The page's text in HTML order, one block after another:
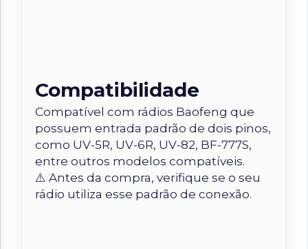
Compatibilidade
Compatível com rádios Baofeng que
possuem entrada padrão de dois pinos,
como UV-5R, UV-6R, UV-82, BF-777S,
entre outros modelos compatíveis.
⚠️ Antes da compra, verifique se o seu
rádio utiliza esse padrão de conexão.